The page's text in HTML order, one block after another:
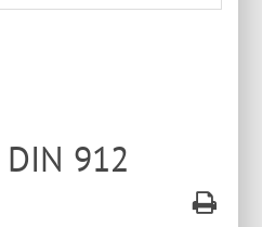
912